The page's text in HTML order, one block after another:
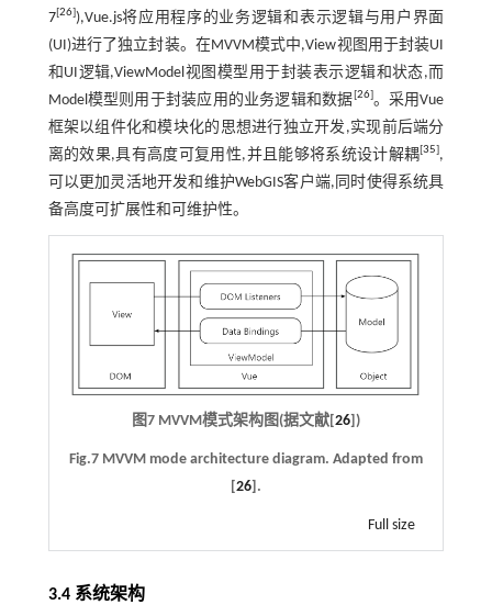
7[26]),Vue.js将应用程序的业务逻辑和表示逻辑与用户界面
(UI)进行了独立封装。在MVVM模式中,View视图用于封装UI
和UI逻辑,ViewModel视图模型用于封装表示逻辑和状态,而
Model模型则用于封装应用的业务逻辑和数据[26]。采用Vue
框架以组件化和模块化的思想进行独立开发,实现前后端分
离的效果,具有高度可复用性,并且能够将系统设计解耦[35],
可以更加灵活地开发和维护WebGIS客户端,同时使得系统具
备高度可扩展性和可维护性。
图7 MVVM模式架构图(据文献[26])
Fig.7 MVVM mode architecture diagram. Adapted from
[26].
Full size
3.4 系统架构